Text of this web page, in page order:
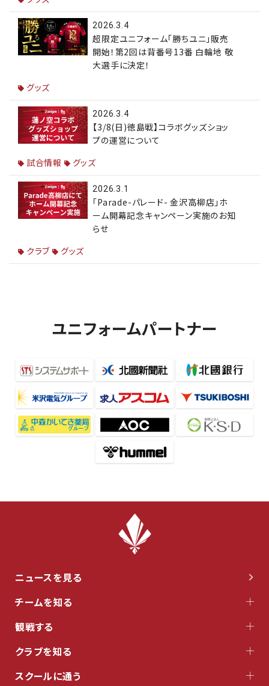
2026.3.4
超限定ユニフォーム「勝ちユニ」販売
開始！第2回は背番号13番 白輪地 敬
大選手に決定！
グッズ
2026.3.4
【3/8(日)徳島戦】コラボグッズショッ
プの運営について
試合情報
グッズ
2026.3.1
「Parade-パレード- 金沢高柳店」ホ
ーム開幕記念キャンペーン実施のお知
らせ
クラブ
グッズ
ユニフォームパートナー
ニュースを見る
チームを知る
観戦する
クラブを知る
スクールに通う